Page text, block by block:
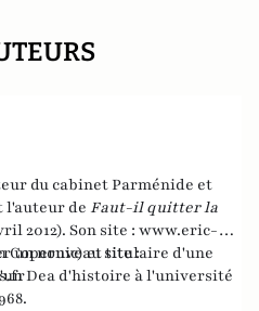
du cabinet Parménide et
l'auteur de Faut-il quitter la
2012). Son site : www.eric-
un nouveau site :
Copernic) et titulaire d'une
Dea d'histoire à l'université